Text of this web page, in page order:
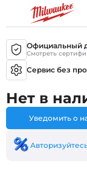
Официальный
Смотреть
Сервис без
Нет в
Уведомить о